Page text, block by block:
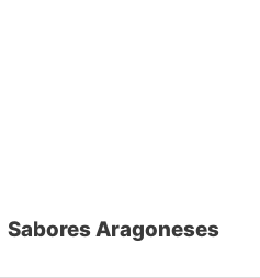
Sabores Aragoneses